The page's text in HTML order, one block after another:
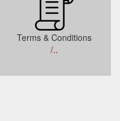
Terms & Conditions
../